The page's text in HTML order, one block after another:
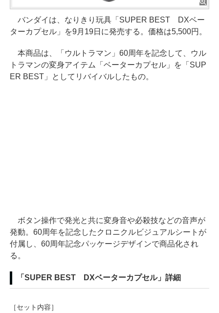
バンダイは、なりきり玩具「SUPER BEST DXベー
ターカプセル」を9月19日に発売する。価格は5,500円。
本商品は、「ウルトラマン」60周年を記念して、ウル
トラマンの変身アイテム「ベーターカプセル」を「SUP
ER BEST」としてリバイバルしたもの。
ボタン操作で発光と共に変身音や必殺技などの音声が
発動。60周年を記念したクロニクルビジュアルシートが
付属し、60周年記念パッケージデザインで商品化され
る。
「SUPER BEST DXベーターカプセル」詳細
［セット内容］